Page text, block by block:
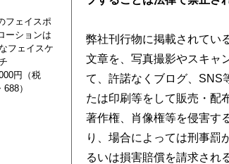
フェイスポ
ーションは
フェイスケ
円（税
688）
弊社刊行物に掲載されてい
文章を、写真撮影やスキャ
て、許諾なくブログ、SNS
たは印刷等をして販売・配
著作権、肖像権等を侵害す
り、場合によっては刑事罰
るいは損害賠償を請求され